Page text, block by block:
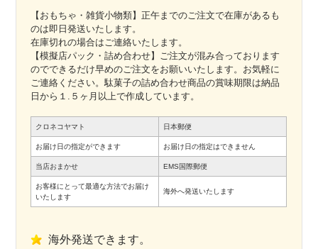
【おもちゃ・雑貨小物類】正午までのご注文で在庫があるも
のは即日発送いたします。
在庫切れの場合はご連絡いたします。
【模擬店パック・詰め合わせ】ご注文が混み合っております
のでできるだけ早めのご注文をお願いいたします。お気軽に
ご連絡ください。駄菓子の詰め合わせ商品の賞味期限は納品
日から１.５ヶ月以上で作成しています。
クロネコヤマト 日本郵便
お届け日の指定ができます お届け日の指定はできません
当店おまかせ EMS国際郵便
お客様にとって最適な方法でお届け
いたします
海外へ発送いたします
海外発送できます。